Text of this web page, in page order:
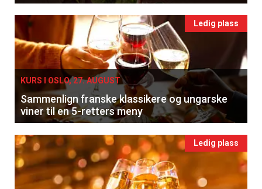
Ledig plass
KURS I OSLO, 27. AUGUST
Sammenlign franske klassikere og ungarske
viner til en 5-retters meny
Ledig plass